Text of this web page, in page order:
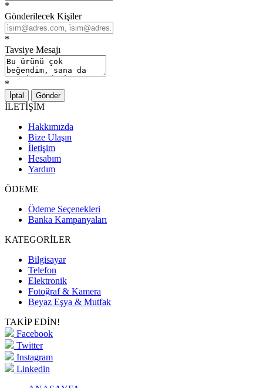
*
Gönderilecek Kişiler
*
Tavsiye Mesajı
*
İptal Gönder
İLETİŞİM
Hakkımızda
Bize Ulaşın
İletişim
Hesabım
Yardım
ÖDEME
Ödeme Seçenekleri
Banka Kampanyaları
KATEGORİLER
Bilgisayar
Telefon
Elektronik
Fotoğraf & Kamera
Beyaz Eşya & Mutfak
TAKİP EDİN!
Facebook
Twitter
Instagram
Linkedin